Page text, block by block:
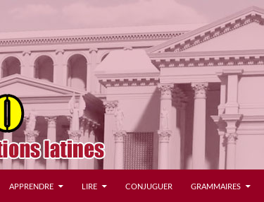
APPRENDRE LIRE CONJUGUER GRAMMAIRES